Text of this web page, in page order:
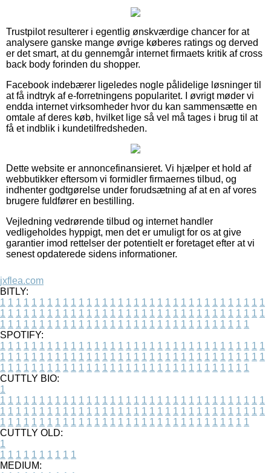
Trustpilot resulterer i egentlig ønskværdige chancer for at
analysere ganske mange øvrige køberes ratings og derved
er det smart, at du gennemgår internet firmaets kritik af cross
back body forinden du shopper.
Facebook indebærer ligeledes nogle pålidelige løsninger til
at få indtryk af e-forretningens popularitet. I øvrigt møder vi
endda internet virksomheder hvor du kan sammensætte en
omtale af deres køb, hvilket lige så vel må tages i brug til at
få et indblik i kundetilfredsheden.
Dette website er annoncefinansieret. Vi hjælper et hold af
webbutikker eftersom vi formidler firmaernes tilbud, og
indhenter godtgørelse under forudsætning af at en af vores
brugere fuldfører en bestilling.
Vejledning vedrørende tilbud og internet handler
vedligeholdes hyppigt, men det er umuligt for os at give
garantier imod rettelser der potentielt er foretaget efter at vi
senest opdaterede sidens informationer.
jxflea.com
BITLY:
1 1 1 1 1 1 1 1 1 1 1 1 1 1 1 1 1 1 1 1 1 1 1 1 1 1 1 1 1 1 1 1 1 1
1 1 1 1 1 1 1 1 1 1 1 1 1 1 1 1 1 1 1 1 1 1 1 1 1 1 1 1 1 1 1 1 1 1
1 1 1 1 1 1 1 1 1 1 1 1 1 1 1 1 1 1 1 1 1 1 1 1 1 1 1 1 1 1 1 1
SPOTIFY:
1 1 1 1 1 1 1 1 1 1 1 1 1 1 1 1 1 1 1 1 1 1 1 1 1 1 1 1 1 1 1 1 1 1
1 1 1 1 1 1 1 1 1 1 1 1 1 1 1 1 1 1 1 1 1 1 1 1 1 1 1 1 1 1 1 1 1 1
1 1 1 1 1 1 1 1 1 1 1 1 1 1 1 1 1 1 1 1 1 1 1 1 1 1 1 1 1 1 1 1
CUTTLY BIO:
1
1 1 1 1 1 1 1 1 1 1 1 1 1 1 1 1 1 1 1 1 1 1 1 1 1 1 1 1 1 1 1 1 1 1
1 1 1 1 1 1 1 1 1 1 1 1 1 1 1 1 1 1 1 1 1 1 1 1 1 1 1 1 1 1 1 1 1 1
1 1 1 1 1 1 1 1 1 1 1 1 1 1 1 1 1 1 1 1 1 1 1 1 1 1 1 1 1 1 1 1
CUTTLY OLD:
1
1 1 1 1 1 1 1 1 1 1
MEDIUM: